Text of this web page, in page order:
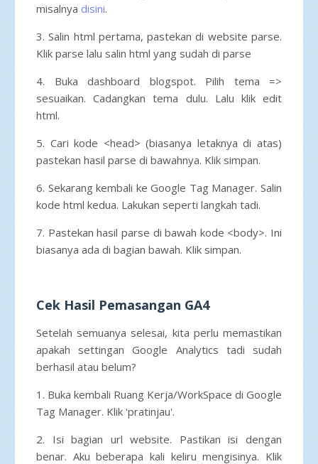
misalnya disini.
3. Salin html pertama, pastekan di website parse.
Klik parse lalu salin html yang sudah di parse
4. Buka dashboard blogspot. Pilih tema =>
sesuaikan. Cadangkan tema dulu. Lalu klik edit
html.
5. Cari kode <head> (biasanya letaknya di atas)
pastekan hasil parse di bawahnya. Klik simpan.
6. Sekarang kembali ke Google Tag Manager. Salin
kode html kedua. Lakukan seperti langkah tadi.
7. Pastekan hasil parse di bawah kode <body>. Ini
biasanya ada di bagian bawah. Klik simpan.
Cek Hasil Pemasangan GA4
Setelah semuanya selesai, kita perlu memastikan
apakah settingan Google Analytics tadi sudah
berhasil atau belum?
1. Buka kembali Ruang Kerja/WorkSpace di Google
Tag Manager. Klik 'pratinjau'.
2. Isi bagian url website. Pastikan isi dengan
benar. Aku beberapa kali keliru mengisinya. Klik